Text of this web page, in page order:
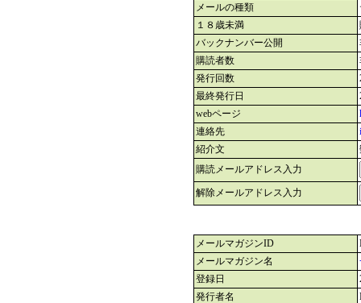
メールの種類
１８歳未満
バックナンバー公開
購読者数
発行回数
最終発行日
webページ
連絡先
紹介文
購読メールアドレス入力
解除メールアドレス入力
メールマガジンID
メールマガジン名
登録日
発行者名